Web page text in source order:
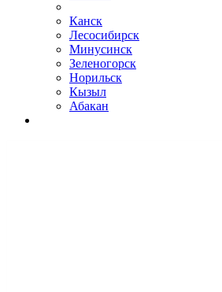
Канск
Лесосибирск
Минусинск
Зеленогорск
Норильск
Кызыл
Абакан